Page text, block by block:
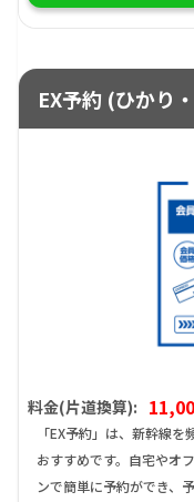
EX予約 (ひかり
料金(片道換算):
「EX予約」は、新幹線
おすすめです。自宅やオ
ンで簡単に予約ができ、